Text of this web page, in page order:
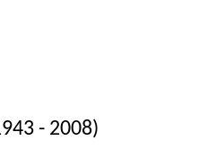
- 2008)